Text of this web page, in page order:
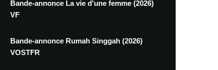
Bande-annonce La vie d'une femme (2026)
VF
Bande-annonce Rumah Singgah (2026)
VOSTFR